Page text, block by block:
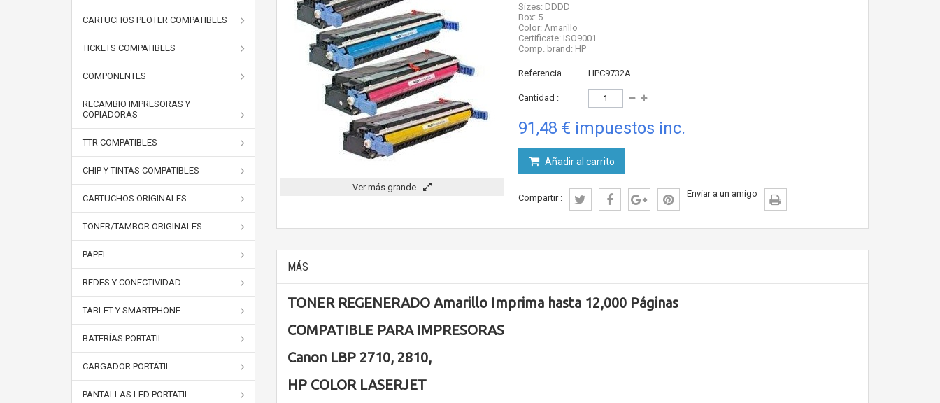
CARTUCHOS PLOTER COMPATIBLES
TICKETS COMPATIBLES
COMPONENTES
RECAMBIO IMPRESORAS Y
COPIADORAS
TTR COMPATIBLES
CHIP Y TINTAS COMPATIBLES
CARTUCHOS ORIGINALES
TONER/TAMBOR ORIGINALES
PAPEL
REDES Y CONECTIVIDAD
TABLET Y SMARTPHONE
BATERÍAS PORTATIL
CARGADOR PORTÁTIL
PANTALLAS LED PORTATIL
Ver más grande
Sizes: DDDD
Box: 5
Color: Amarillo
Certificate: ISO9001
Comp. brand: HP
Referencia HPC9732A
Cantidad :
91,48 € impuestos inc.
Añadir al carrito
Compartir : Enviar a un amigo
MÁS
TONER REGENERADO Amarillo Imprima hasta 12,000 Páginas
COMPATIBLE PARA IMPRESORAS
Canon LBP 2710, 2810,
HP COLOR LASERJET